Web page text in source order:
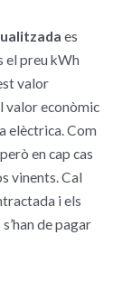
es
el preu kWh
valor
valor econòmic
elèctrica. Com
en cap cas
vinents. Cal
i els
de pagar